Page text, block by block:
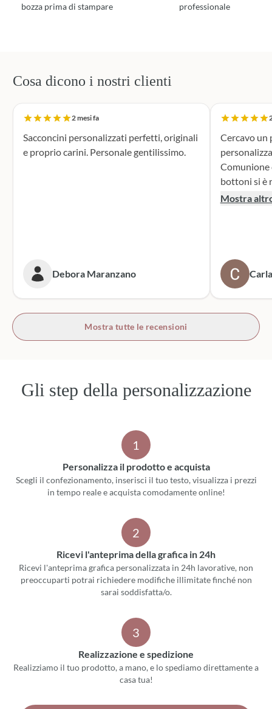
bozza prima di stampare
professionale
Cosa dicono i nostri clienti
2 mesi fa
Sacconcini personalizzati perfetti, originali
e proprio carini. Personale gentilissimo.
Debora Maranzano
Cercavo
Comunione di
bottoni si è
supporto
prossime
bottoni!
Mostra
Mostra tutte le recensioni
Gli step della personalizzazione
1
Personalizza il prodotto e acquista
Scegli il confezionamento, inserisci il tuo testo, visualizza i prezzi
in tempo reale e acquista comodamente online!
2
Ricevi l'anteprima della grafica in 24h
Ricevi l'anteprima grafica personalizzata in 24h lavorative, non
preoccuparti potrai richiedere modifiche illimitate finché non
sarai soddisfatta/o.
3
Realizzazione e spedizione
Realizziamo il tuo prodotto, a mano, e lo spediamo direttamente a
casa tua!